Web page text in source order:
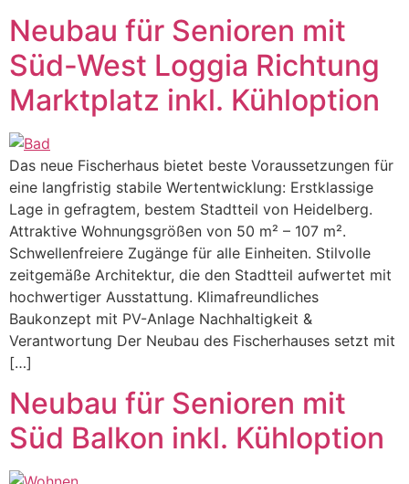
Neubau für Senioren mit
Süd-West Loggia Richtung
Marktplatz inkl. Kühloption
Das neue Fischerhaus bietet beste Voraussetzungen für
eine langfristig stabile Wertentwicklung: Erstklassige
Lage in gefragtem, bestem Stadtteil von Heidelberg.
Attraktive Wohnungsgrößen von 50 m² – 107 m².
Schwellenfreiere Zugänge für alle Einheiten. Stilvolle
zeitgemäße Architektur, die den Stadtteil aufwertet mit
hochwertiger Ausstattung. Klimafreundliches
Baukonzept mit PV-Anlage Nachhaltigkeit &
Verantwortung Der Neubau des Fischerhauses setzt mit
[…]
Neubau für Senioren mit
Süd Balkon inkl. Kühloption